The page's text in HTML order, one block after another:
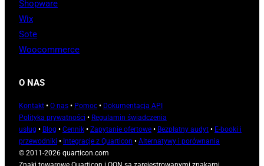
Shopware
Wix
Sote
Woocommerce
O NAS
Kontakt • O nas • Pomoc • Dokumentacja API
Polityka prywatności • Regulamin świadczenia
usług • Blog • Cennik • Zapytanie ofertowe • Bezpłatny audyt • E-booki i
przewodniki • Integracje z Quarticon • Alternatywy i porównania
© 2011-2026 quarticon.com